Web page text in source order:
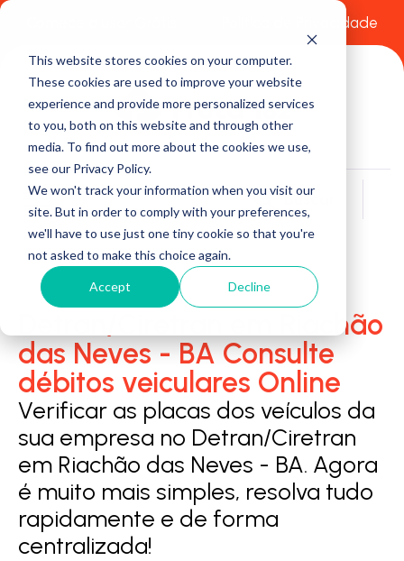
This website stores cookies on your computer.
These cookies are used to improve your website
experience and provide more personalized services
to you, both on this website and through other
media. To find out more about the cookies we use,
see our Privacy Policy.
We won't track your information when you visit our
site. But in order to comply with your preferences,
we'll have to use just one tiny cookie so that you're
not asked to make this choice again.
Accept Decline
Política de Privacidade
Buscar
Detran/Ciretran em Riachão
das Neves - BA Consulte
débitos veiculares Online
Verificar as placas dos veículos da
sua empresa no Detran/Ciretran
em Riachão das Neves - BA. Agora
é muito mais simples, resolva tudo
rapidamente e de forma
centralizada!